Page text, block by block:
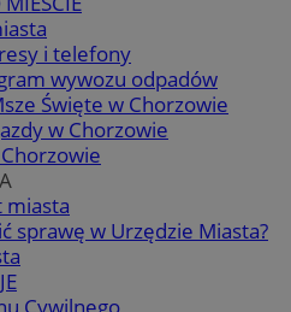
i telefony
wywozu odpadów
Święte w Chorzowie
w Chorzowie
miasta
sprawę w Urzędzie Miasta?